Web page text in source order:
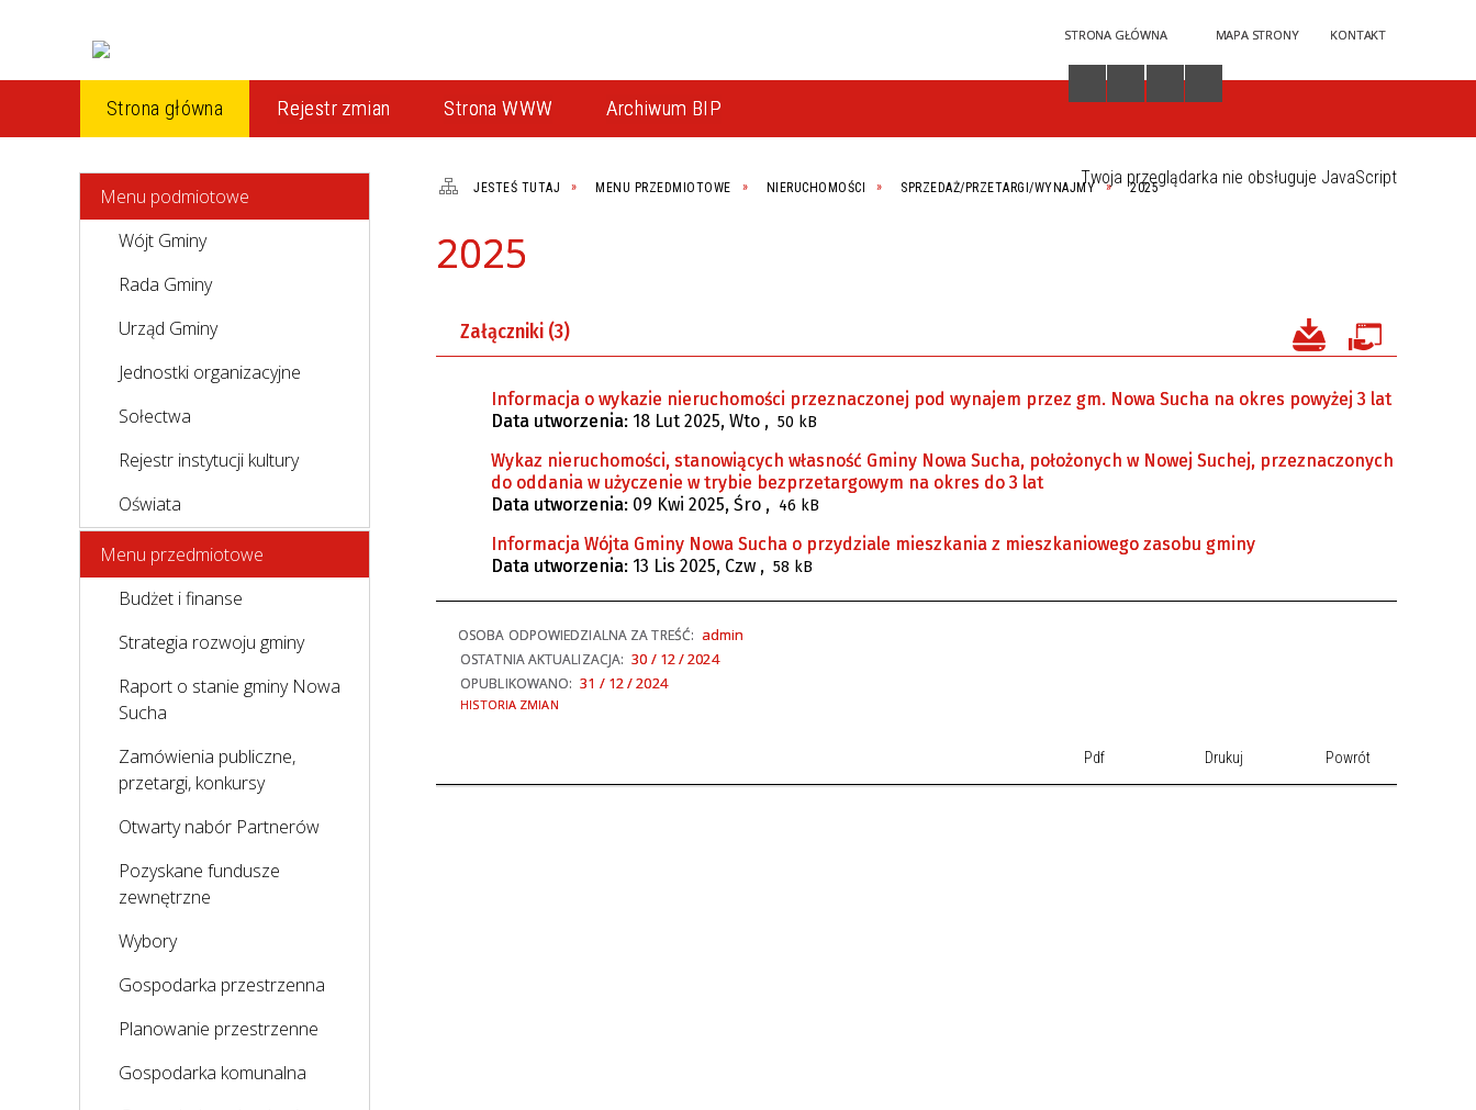
STRONA GŁÓWNA MAPA STRONY KONTAKT
Strona główna Rejestr zmian Strona WWW Archiwum BIP
Twoja przeglądarka nie obsługuje JavaScript
Menu podmiotowe
Wójt Gminy
Rada Gminy
Urząd Gminy
Jednostki organizacyjne
Sołectwa
Rejestr instytucji kultury
Oświata
Menu przedmiotowe
Budżet i finanse
Strategia rozwoju gminy
Raport o stanie gminy Nowa
Sucha
Zamówienia publiczne,
przetargi, konkursy
Otwarty nabór Partnerów
Pozyskane fundusze
zewnętrzne
Wybory
Gospodarka przestrzenna
Planowanie przestrzenne
Gospodarka komunalna
JESTEŚ TUTAJ MENU PRZEDMIOTOWE NIERUCHOMOŚCI SPRZEDAŻ/PRZETARGI/WYNAJMY 2025
2025
Załączniki (3)
Informacja o wykazie nieruchomości przeznaczonej pod wynajem przez gm. Nowa Sucha na okres powyżej 3 lat
Data utworzenia: 18 Lut 2025, Wto , 50 kB
Wykaz nieruchomości, stanowiących własność Gminy Nowa Sucha, położonych w Nowej Suchej, przeznaczonych
do oddania w użyczenie w trybie bezprzetargowym na okres do 3 lat
Data utworzenia: 09 Kwi 2025, Śro , 46 kB
Informacja Wójta Gminy Nowa Sucha o przydziale mieszkania z mieszkaniowego zasobu gminy
Data utworzenia: 13 Lis 2025, Czw , 58 kB
OSOBA ODPOWIEDZIALNA ZA TREŚĆ: admin
OSTATNIA AKTUALIZACJA: 30 / 12 / 2024
OPUBLIKOWANO: 31 / 12 / 2024
HISTORIA ZMIAN
Pdf Drukuj Powrót